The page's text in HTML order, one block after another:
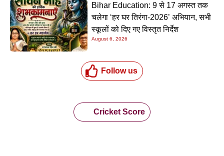
Bihar Education: 9 से 17 अगस्त तक
चलेगा ‘हर घर तिरंगा-2026’ अभियान, सभी
स्कूलों को दिए गए विस्तृत निर्देश
August 6, 2026
Follow us
Cricket Score